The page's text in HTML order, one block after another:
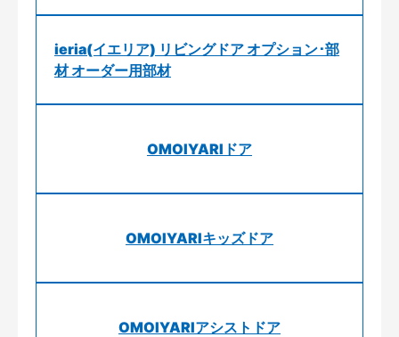
ieria(イエリア) リビングドア オプション･部
材 オーダー用部材
OMOIYARIドア
OMOIYARIキッズドア
OMOIYARIアシストドア